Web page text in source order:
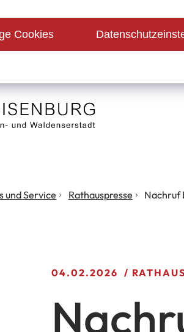
Cookies
und Service Rathauspresse Nachruf
04.02.2026